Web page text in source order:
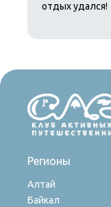
отдых удался!
Регионы
Алтай
Байкал